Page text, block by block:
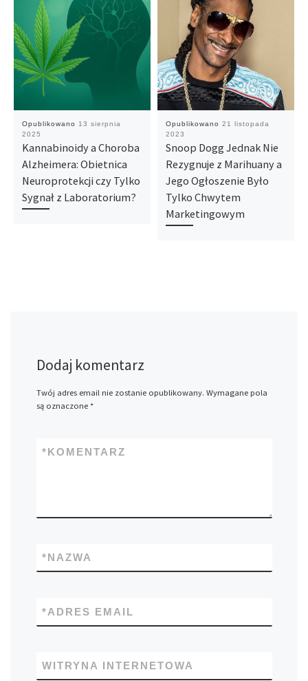
Opublikowano
13 sierpnia
2025
Kannabinoidy a Choroba
Alzheimera: Obietnica
Neuroprotekcji czy Tylko
Sygnał z Laboratorium?
Opublikowano 21 listopada
2023
Snoop Dogg Jednak Nie
Rezygnuje z Marihuany a
Jego Ogłoszenie Było
Tylko Chwytem
Marketingowym
Dodaj komentarz
Twój adres email nie zostanie opublikowany. Wymagane pola
są oznaczone *
KOMENTARZ
*
NAZWA
*
ADRES EMAIL
*
WITRYNA INTERNETOWA